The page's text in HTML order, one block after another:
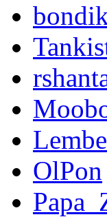
OlPon